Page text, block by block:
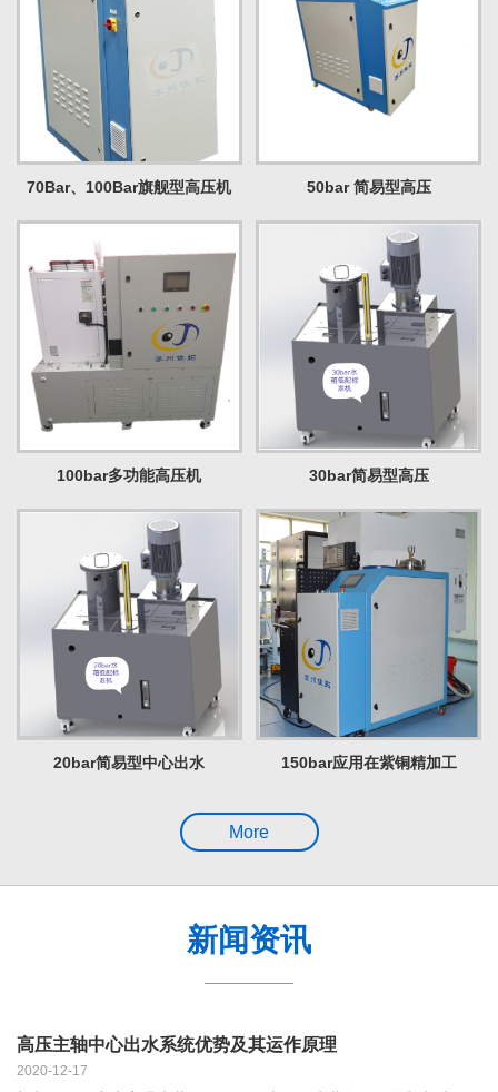
70Bar、100Bar旗舰型高压机 50bar 简易型高压
100bar多功能高压机 30bar简易型高压
20bar简易型中心出水 150bar应用在紫铜精加工
More
新闻资讯
高压主轴中心出水系统优势及其运作原理
2020-12-17